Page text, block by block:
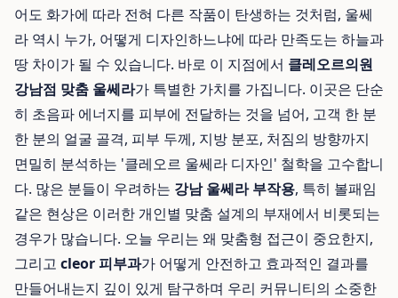
어도 화가에 따라 전혀 다른 작품이 탄생하는 것처럼, 울쎄
라 역시 누가, 어떻게 디자인하느냐에 따라 만족도는 하늘과
땅 차이가 될 수 있습니다. 바로 이 지점에서 클레오르의원
강남점 맞춤 울쎄라가 특별한 가치를 가집니다. 이곳은 단순
히 초음파 에너지를 피부에 전달하는 것을 넘어, 고객 한 분
한 분의 얼굴 골격, 피부 두께, 지방 분포, 처짐의 방향까지
면밀히 분석하는 '클레오르 울쎄라 디자인' 철학을 고수합니
다. 많은 분들이 우려하는 강남 울쎄라 부작용, 특히 볼패임
같은 현상은 이러한 개인별 맞춤 설계의 부재에서 비롯되는
경우가 많습니다. 오늘 우리는 왜 맞춤형 접근이 중요한지,
그리고 cleor 피부과가 어떻게 안전하고 효과적인 결과를
만들어내는지 깊이 있게 탐구하며 우리 커뮤니티의 소중한